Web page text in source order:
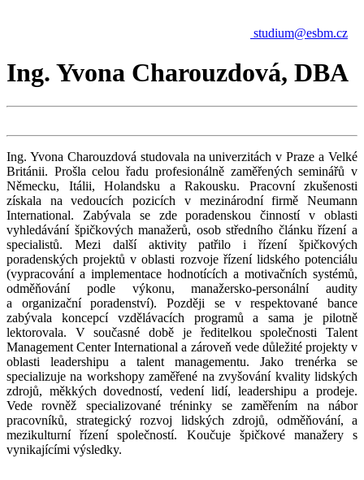
studium@esbm.cz
Ing. Yvona Charouzdová, DBA
Ing. Yvona Charouzdová studovala na univerzitách v Praze a Velké
Británii. Prošla celou řadu profesionálně zaměřených seminářů v
Německu, Itálii, Holandsku a Rakousku. Pracovní zkušenosti
získala na vedoucích pozicích v mezinárodní firmě Neumann
International. Zabývala se zde poradenskou činností v oblasti
vyhledávání špičkových manažerů, osob středního článku řízení a
specialistů. Mezi další aktivity patřilo i řízení špičkových
poradenských projektů v oblasti rozvoje řízení lidského potenciálu
(vypracování a implementace hodnotících a motivačních systémů,
odměňování podle výkonu, manažersko-personální audity
a organizační poradenství). Později se v respektované bance
zabývala koncepcí vzdělávacích programů a sama je pilotně
lektorovala. V současné době je ředitelkou společnosti Talent
Management Center International a zároveň vede důležité projekty v
oblasti leadershipu a talent managementu. Jako trenérka se
specializuje na workshopy zaměřené na zvyšování kvality lidských
zdrojů, měkkých dovedností, vedení lidí, leadershipu a prodeje.
Vede rovněž specializované tréninky se zaměřením na nábor
pracovníků, strategický rozvoj lidských zdrojů, odměňování, a
mezikulturní řízení společností. Koučuje špičkové manažery s
vynikajícími výsledky.